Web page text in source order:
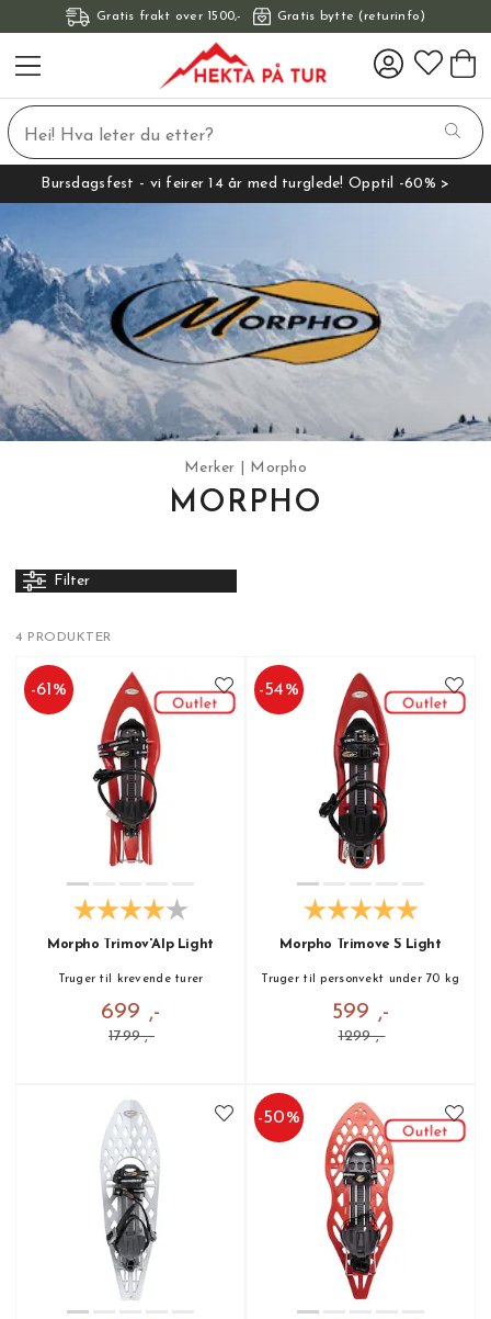
Gratis frakt over 1500,- Gratis bytte (returinfo)
Bursdagsfest - vi feirer 14 år med turglede! Opptil -60% >
Merker Morpho
MORPHO
Filter
4 PRODUKTER
-61 %
Morpho Trimov'Alp Light
Truger til krevende turer
699 ,-
1799 ,-
-54%
Morpho Trimove S Light
Truger til personvekt under 70 kg
599 ,-
1299 ,-
-50%